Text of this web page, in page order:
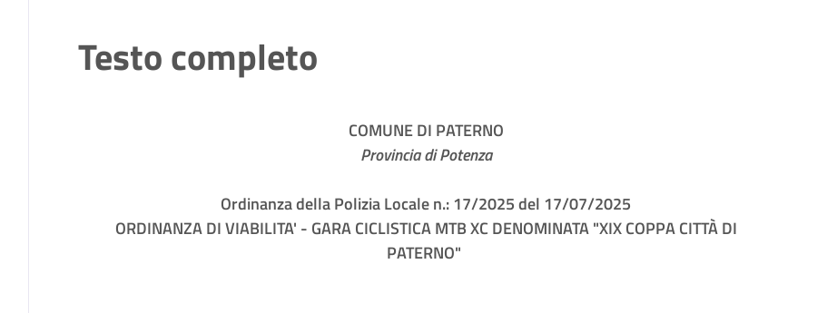
Testo completo
COMUNE DI PATERNO
Provincia di Potenza
Ordinanza della Polizia Locale n.: 17/2025 del 17/07/2025
ORDINANZA DI VIABILITA' - GARA CICLISTICA MTB XC DENOMINATA "XIX COPPA CITTÀ DI
PATERNO"